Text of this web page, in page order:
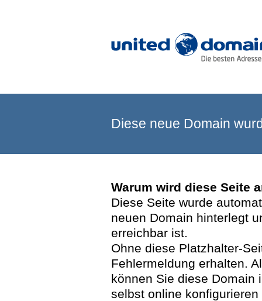
Diese neue Domain
Warum wird diese Seite
Diese Seite wurde
neuen Domain hinterlegt
erreichbar ist.
Ohne diese Platzhalter-
Fehlermeldung erhalten.
können Sie diese Domain
selbst online